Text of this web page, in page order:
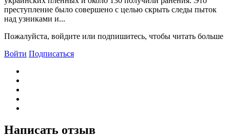
преступление было совершено с целью скрыть следы пыток
над узниками и...
Пожалуйста, войдите или подпишитесь, чтобы читать больше
Войти Подписаться
Написать отзыв